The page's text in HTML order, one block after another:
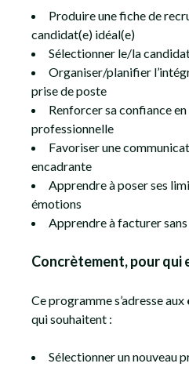
Produire une fiche de
candidat(e) idéal(e)
Sélectionner le/la
Organiser/planifier
prise de poste
Renforcer sa confiance
professionnelle
Favoriser une
encadrante
Apprendre à poser ses
émotions
Apprendre à facturer
Concrètement, pour qui
Ce programme s’adresse aux
qui souhaitent :
Sélectionner un nouveau